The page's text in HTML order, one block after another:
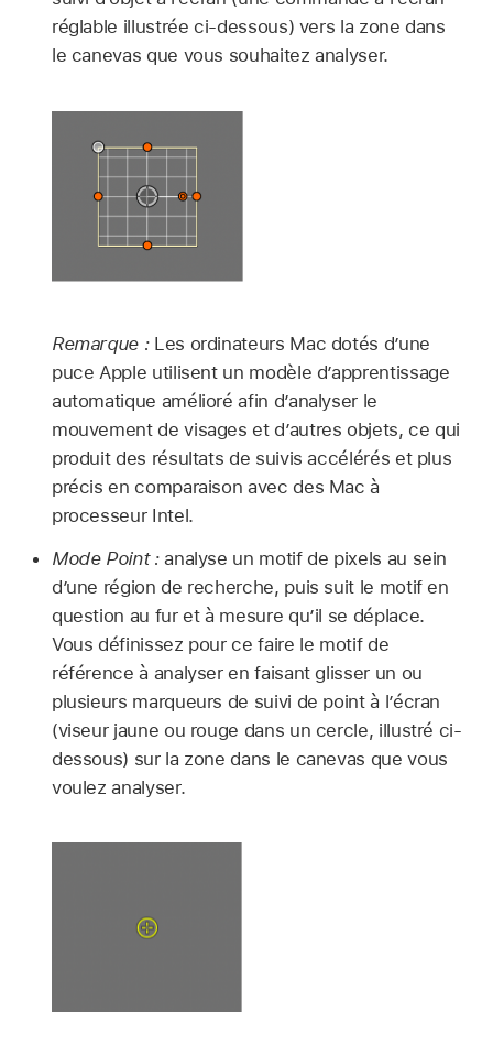
réglable illustrée ci-dessous) vers la zone dans
le canevas que vous souhaitez analyser.
Remarque : Les ordinateurs Mac dotés d’une
puce Apple utilisent un modèle d’apprentissage
automatique amélioré afin d’analyser le
mouvement de visages et d’autres objets, ce qui
produit des résultats de suivis accélérés et plus
précis en comparaison avec des Mac à
processeur Intel.
Mode Point :analyse un motif de pixels au sein
d’une région de recherche, puis suit le motif en
question au fur et à mesure qu’il se déplace.
Vous définissez pour ce faire le motif de
référence à analyser en faisant glisser un ou
plusieurs marqueurs de suivi de point à l’écran
(viseur jaune ou rouge dans un cercle, illustré ci-
dessous) sur la zone dans le canevas que vous
voulez analyser.